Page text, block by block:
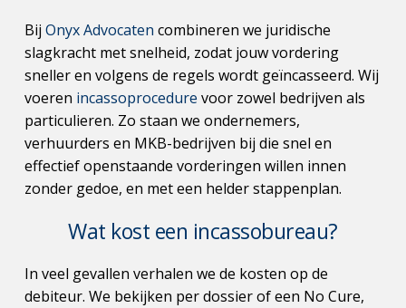
Bij Onyx Advocaten combineren we juridische
slagkracht met snelheid, zodat jouw vordering
sneller en volgens de regels wordt geïncasseerd. Wij
voeren incassoprocedure voor zowel bedrijven als
particulieren. Zo staan we ondernemers,
verhuurders en MKB-bedrijven bij die snel en
effectief openstaande vorderingen willen innen
zonder gedoe, en met een helder stappenplan.
Wat kost een incassobureau?
In veel gevallen verhalen we de kosten op de
debiteur. We bekijken per dossier of een No Cure,